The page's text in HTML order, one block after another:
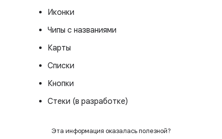
Иконки
Чипы с названиями
Карты
Списки
Кнопки
Стеки (в разработке)
Эта информация оказалась полезной?